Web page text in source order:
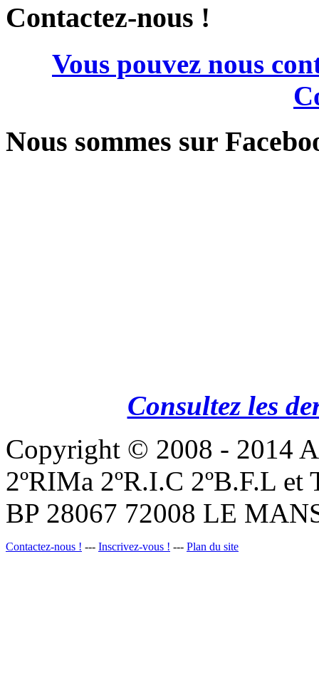
Contactez-nous !
Vous pouvez nous
Nous sommes sur
Consultez les
Copyright © 2008 - 2014
2ºRIMa 2ºR.I.C 2ºB.F.L
BP 28067 72008 LE
Contactez-nous ! --- Inscrivez-vous ! --- Plan du site